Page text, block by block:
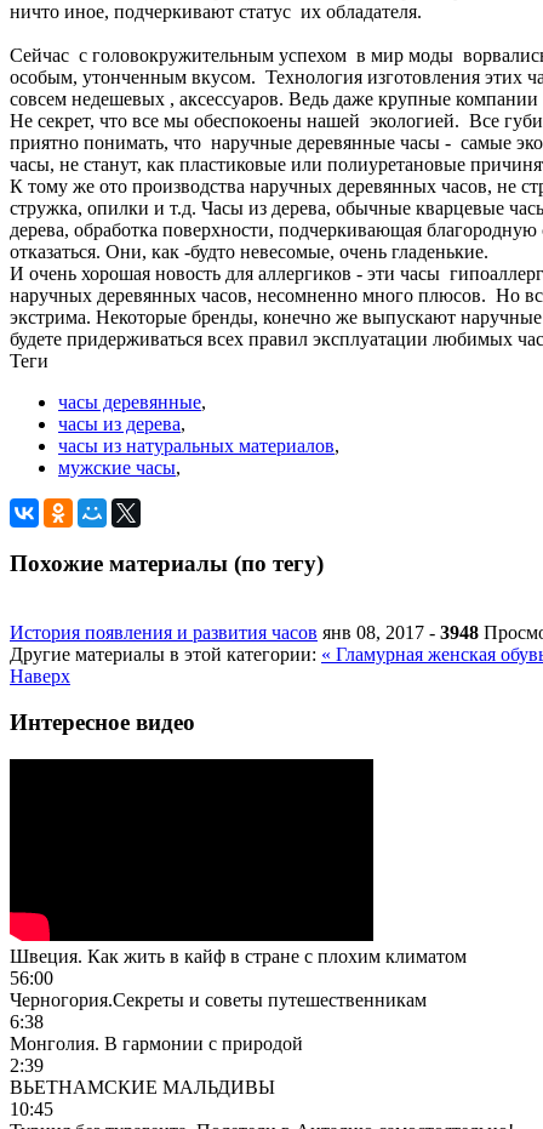
ничто иное, подчеркивают статус их обладателя.
Сейчас с головокружительным успехом в мир моды
особым, утонченным вкусом. Технология изготовления этих
совсем недешевых , аксессуаров. Ведь даже крупные компании
Не секрет, что все мы обеспокоены нашей экологией. Все
приятно понимать, что наручные деревянные часы - самые
часы, не станут, как пластиковые или полиуретановые
К тому же ото производства наручных деревянных часов, не
стружка, опилки и т.д. Часы из дерева, обычные кварцевые
дерева, обработка поверхности, подчеркивающая благородную
отказаться. Они, как -будто невесомые, очень гладенькие.
И очень хорошая новость для аллергиков - эти часы
наручных деревянных часов, несомненно много плюсов. Но
экстрима. Некоторые бренды, конечно же выпускают наручные
будете придерживаться всех правил эксплуатации любимых
Теги
часы деревянные,
часы из дерева,
часы из натуральных материалов,
мужские часы,
Похожие материалы (по тегу)
История появления и развития часов янв 08, 2017 - 3948
Другие материалы в этой категории: « Гламурная женская
Наверх
Интересное видео
Швеция. Как жить в кайф в стране с плохим климатом
56:00
Черногория.Секреты и советы путешественникам
6:38
Монголия. В гармонии с природой
2:39
ВЬЕТНАМСКИЕ МАЛЬДИВЫ
10:45